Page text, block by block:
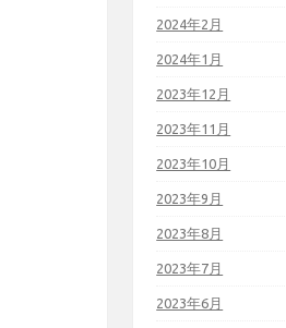
2024年2月
2024年1月
2023年12月
2023年11月
2023年10月
2023年9月
2023年8月
2023年7月
2023年6月